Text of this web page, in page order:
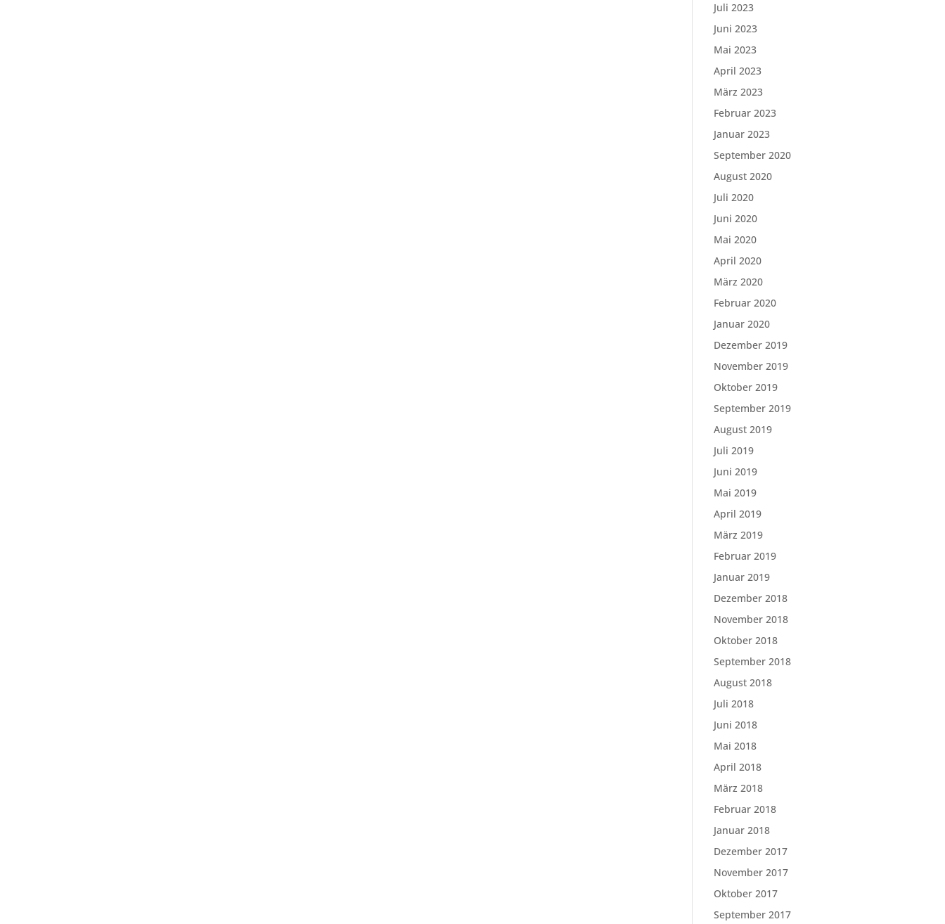
Juli 2023
Juni 2023
Mai 2023
April 2023
März 2023
Februar 2023
Januar 2023
September 2020
August 2020
Juli 2020
Juni 2020
Mai 2020
April 2020
März 2020
Februar 2020
Januar 2020
Dezember 2019
November 2019
Oktober 2019
September 2019
August 2019
Juli 2019
Juni 2019
Mai 2019
April 2019
März 2019
Februar 2019
Januar 2019
Dezember 2018
November 2018
Oktober 2018
September 2018
August 2018
Juli 2018
Juni 2018
Mai 2018
April 2018
März 2018
Februar 2018
Januar 2018
Dezember 2017
November 2017
Oktober 2017
September 2017